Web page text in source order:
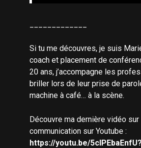
Si tu me découvres, je suis
coach et placement de
20 ans, j’accompagne les
briller lors de leur prise de
machine à café… à la scène.
Découvre ma dernière vidéo sur
communication sur Youtube :
https://youtu.be/5clPEbaEnfU?